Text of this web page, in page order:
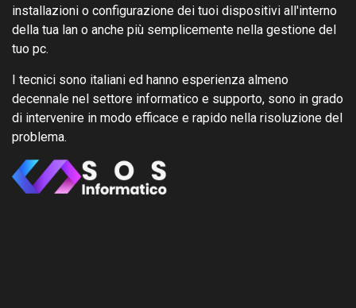
installazioni o configurazione dei tuoi dispositivi all'interno
della tua lan o anche più semplicemente nella gestione del
tuo pc.
I tecnici sono italiani ed hanno esperienza almeno
decennale nel settore informatico e supporto, sono in grado
di intervenire in modo efficace e rapido nella risoluzione del
problema.